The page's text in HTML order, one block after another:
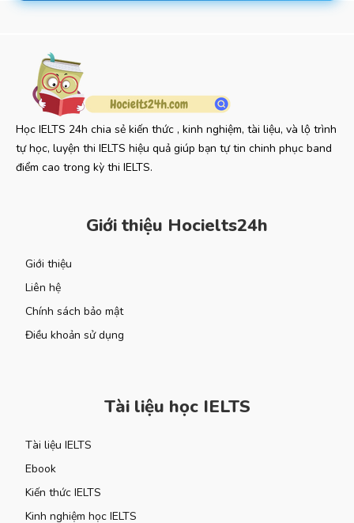
Học IELTS 24h chia sẻ kiến thức , kinh nghiệm, tài liệu, và lộ trình
tự học, luyện thi IELTS hiệu quả giúp bạn tự tin chinh phục band
điểm cao trong kỳ thi IELTS.
Giới thiệu Hocielts24h
Giới thiệu
Liên hệ
Chính sách bảo mật
Điều khoản sử dụng
Tài liệu học IELTS
Tài liệu IELTS
Ebook
Kiến thức IELTS
Kinh nghiệm học IELTS